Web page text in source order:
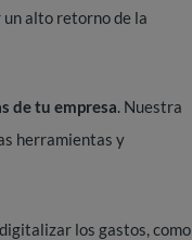
un alto retorno de la
de tu empresa. Nuestra
herramientas y
los gastos, como